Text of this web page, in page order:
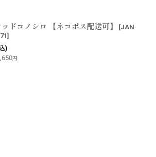
ドコノシロ 【ネコポス配送可】 [JAN
]
)
円